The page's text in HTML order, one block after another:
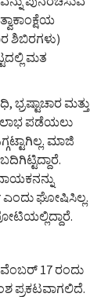
ಶಿಬಿರಗಳು)
ಮತ
ಮತ್ತು
ಲಾಭ ಪಡೆಯಲು
ಮಾಜಿ
ಎಂದು ಘೋಷಿಸಿಲ್ಲ.
17 ರಂದು
ಪ್ರಕಟವಾಗಲಿದೆ.